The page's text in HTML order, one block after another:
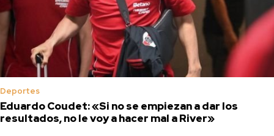
Deportes
Eduardo Coudet: «Si no se empiezan a dar los
resultados, no le voy a hacer mal a River»